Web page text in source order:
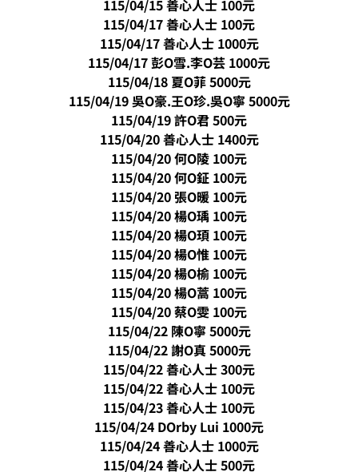
115/04/15 善心人士 100元
115/04/17 善心人士 100元
115/04/17 善心人士 1000元
115/04/17 彭O雪.李O芸 1000元
115/04/18 夏O菲 5000元
115/04/19 吳O豪.王O珍.吳O寧 5000元
115/04/19 許O君 500元
115/04/20 善心人士 1400元
115/04/20 何O陵 100元
115/04/20 何O鉦 100元
115/04/20 張O暖 100元
115/04/20 楊O瑀 100元
115/04/20 楊O頊 100元
115/04/20 楊O惟 100元
115/04/20 楊O榆 100元
115/04/20 楊O蒿 100元
115/04/20 蔡O雯 100元
115/04/22 陳O寧 5000元
115/04/22 謝O真 5000元
115/04/22 善心人士 300元
115/04/22 善心人士 100元
115/04/23 善心人士 100元
115/04/24 DOrby Lui 1000元
115/04/24 善心人士 1000元
115/04/24 善心人士 500元